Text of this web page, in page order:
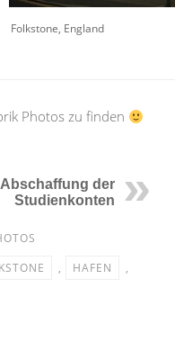
Folkstone, England
Photos zu finden
Abschaffung der
Studienkonten
, HAFEN
,